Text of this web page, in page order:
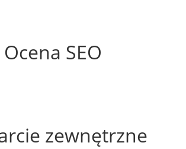
Ocena SEO
zewnętrzne